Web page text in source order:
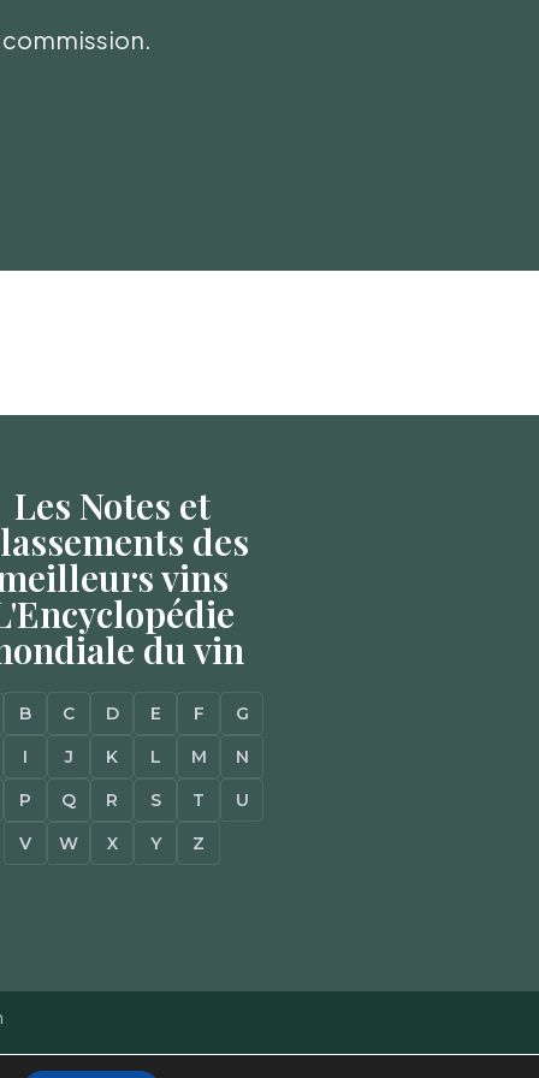
commission.
Les Notes et
des
vins
du vin
B C D E F
G
I
J K L M
N
P
Q R S T
U
V
W X Y Z
Légales–